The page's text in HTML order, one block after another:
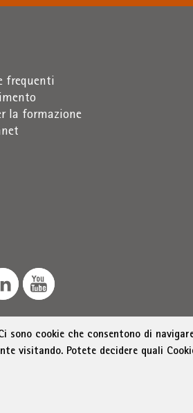
frequenti
la formazione
Via Alto Adige 60,
cookie che consentono di
visitando. Potete decidere quali